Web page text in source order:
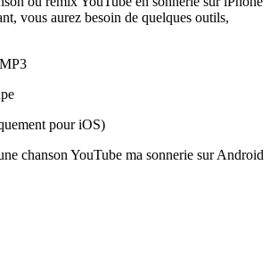
vous aurez besoin de quelques outils,
pour iOS)
chanson YouTube ma sonnerie sur Android